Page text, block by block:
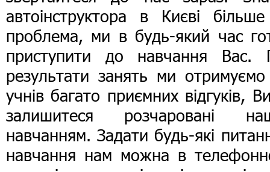
автоінструктора в Києві
проблема, ми в будь-який час
приступити до навчання Вас.
результати занять ми отримуємо
учнів багато приємних відгуків,
залишитеся розчаровані
навчанням. Задати будь-які
навчання нам можна в